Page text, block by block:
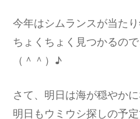
今年はシムランスが当た
ちょくちょく見つかるの
（＾＾）♪
さて、明日は海が穏やかに
明日もウミウシ探しの予定